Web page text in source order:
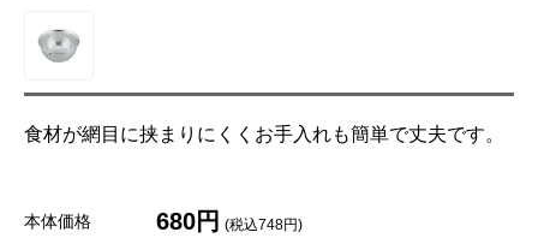
食材が網目に挟まりにくくお手入れも簡単で丈夫です。
本体価格 680円 (税込748円)